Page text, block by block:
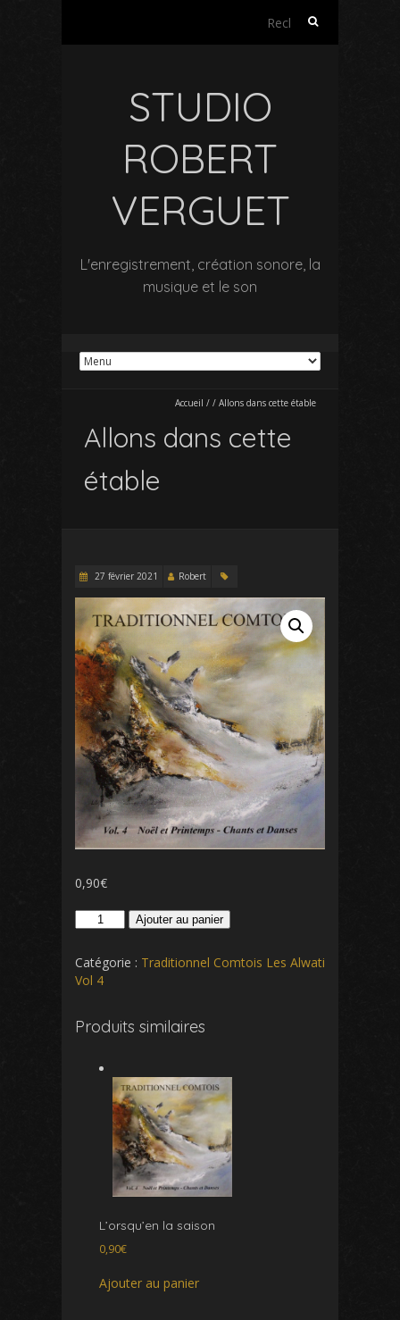
Rechercher :
STUDIO
ROBERT
VERGUET
L'enregistrement, création sonore, la
musique et le son
Accueil / / Allons dans cette étable
Allons dans cette
étable
27 février 2021 Robert
0,90€
quantité
Allons
dans
étable
Ajouter au panier
Catégorie : Traditionnel Comtois Les Alwati
Vol 4
Produits similaires
L’orsqu’en la saison
0,90€
Ajouter au panier